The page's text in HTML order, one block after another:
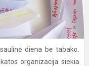
diena be tabako.
organizacija siekia